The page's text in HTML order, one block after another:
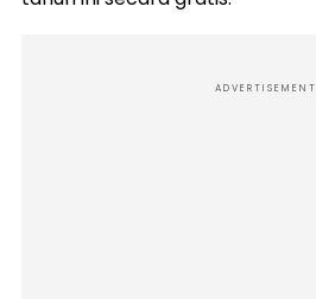
ADVERTISEMENT